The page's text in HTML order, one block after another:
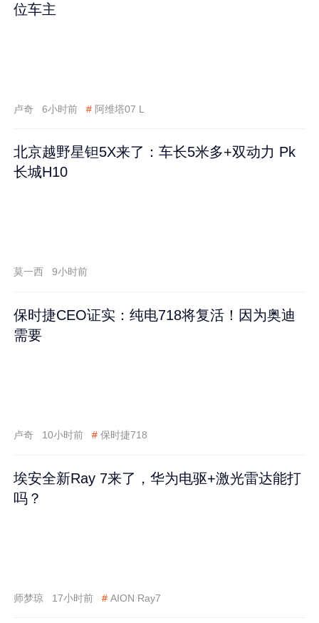
位车主
卢奇 6小时前 # 阿维塔07 L
北京越野星钽5X来了：车长5米多+双动力 Pk
长城H10
莫一西 9小时前
保时捷CEO证实：纯电718将复活！因为奥迪
需要
卢奇 10小时前 # 保时捷718
埃安全新Ray 7来了，华为电驱+激光雷达能打
吗？
师梦琼 17小时前 # AION Ray7